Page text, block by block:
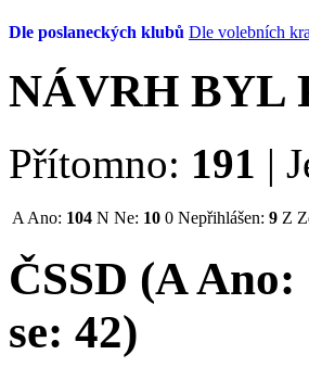
Dle poslaneckých klubů Dle volebních
NÁVRH BYL
Přítomno: 191 |
A Ano: 104 N Ne: 10 0 Nepřihlášen: 9 Z
ČSSD (AAno:
se: 42)